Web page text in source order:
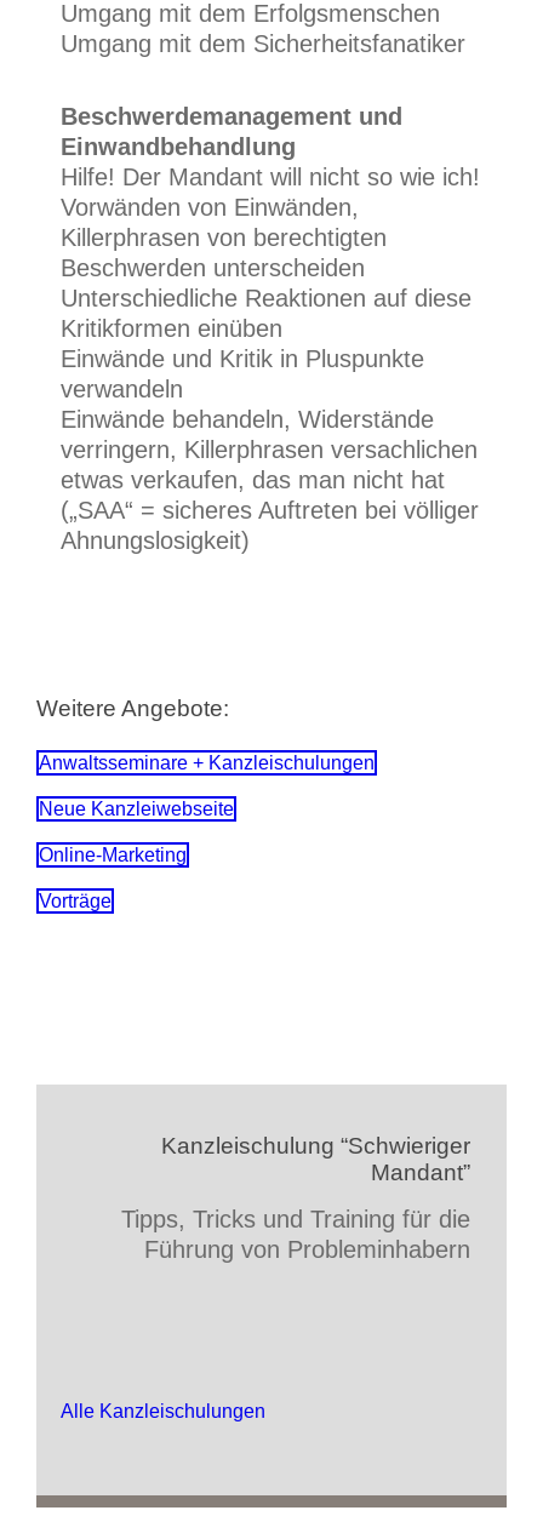
Umgang mit dem Erfolgsmenschen
Umgang mit dem Sicherheitsfanatiker
Beschwerdemanagement und
Einwandbehandlung
Hilfe! Der Mandant will nicht so wie ich!
Vorwänden von Einwänden,
Killerphrasen von berechtigten
Beschwerden unterscheiden
Unterschiedliche Reaktionen auf diese
Kritikformen einüben
Einwände und Kritik in Pluspunkte
verwandeln
Einwände behandeln, Widerstände
verringern, Killerphrasen versachlichen
etwas verkaufen, das man nicht hat
(„SAA“ = sicheres Auftreten bei völliger
Ahnungslosigkeit)
Weitere Angebote:
Anwaltsseminare + Kanzleischulungen
Neue Kanzleiwebseite
Online-Marketing
Vorträge
Kanzleischulung “Schwieriger
Mandant”
Tipps, Tricks und Training für die
Führung von Probleminhabern
Alle Kanzleischulungen